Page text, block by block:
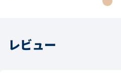
レビュー